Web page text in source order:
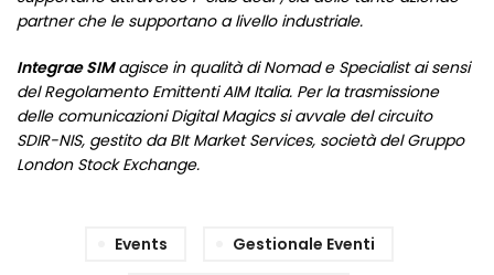
partner che le supportano a livello industriale.
Integrae SIMagisce in qualità di Nomad e Specialist ai sensi
del Regolamento Emittenti AIM Italia. Per la trasmissione
delle comunicazioni Digital Magics si avvale del circuito
SDIR-NIS, gestito da BIt Market Services, società del Gruppo
London Stock Exchange.
Events Gestionale Eventi